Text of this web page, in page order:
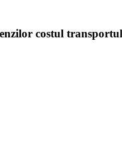
costul